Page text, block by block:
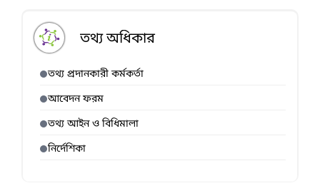
তথ্য অধিকার
তথ্য প্রদানকারী কর্মকর্তা
আবেদন ফরম
তথ্য আইন ও বিধিমালা
নির্দেশিকা